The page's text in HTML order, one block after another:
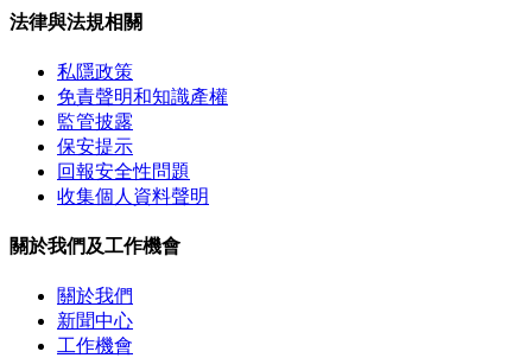
法律與法規相關
私隱政策
免責聲明和知識產權
監管披露
保安提示
回報安全性問題
收集個人資料聲明
關於我們及工作機會
關於我們
新聞中心
工作機會